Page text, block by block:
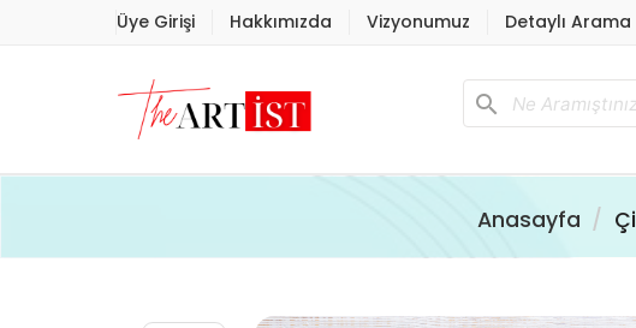
Üye Girişi Hakkımızda Vizyonumuz Detaylı Arama
search
Anasayfa